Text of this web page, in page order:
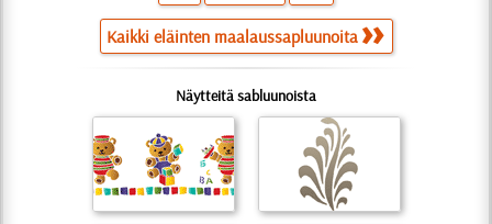
Kaikki eläinten maalaussapluunoita
Näytteitä sabluunoista